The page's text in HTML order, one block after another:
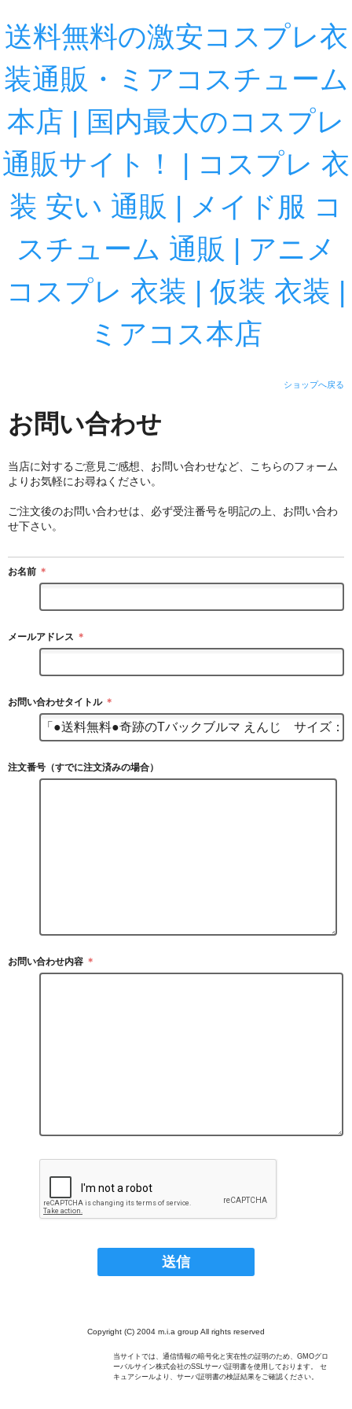
送料無料の激安コスプレ衣
装通販・ミアコスチューム
本店 | 国内最大のコスプレ
通販サイト！ | コスプレ 衣
装 安い 通販 | メイド服 コ
スチューム 通販 | アニメ
コスプレ 衣装 | 仮装 衣装 |
ミアコス本店
ショップへ戻る
お問い合わせ
当店に対するご意見ご感想、お問い合わせなど、こちらのフォーム
よりお気軽にお尋ねください。
ご注文後のお問い合わせは、必ず受注番号を明記の上、お問い合わ
せ下さい。
お名前 ＊
メールアドレス ＊
お問い合わせタイトル ＊
注文番号（すでに注文済みの場合）
お問い合わせ内容 ＊
Copyright (C) 2004 m.i.a group All rights reserved
当サイトでは、通信情報の暗号化と実在性の証明のため、GMOグロ
ーバルサイン株式会社のSSLサーバ証明書を使用しております。 セ
キュアシールより、サーバ証明書の検証結果をご確認ください。